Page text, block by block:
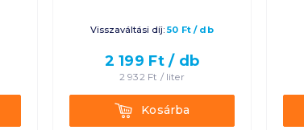
Visszaváltási díj: 50 Ft/ db
2 199 Ft / db
2 932 Ft / liter
KosárbaKosárba